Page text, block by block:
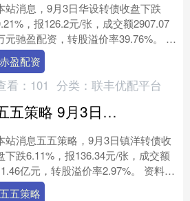
站消息，9月3日华设转债收盘下跌
，报126.2元/张，成交额2907.07
元驰盈配资，转股溢价率39.76%。 资
显示，华设转债信用级别为“AA....
赤盈配资
看： 101 分类： 联丰优配平台
五五策略 9月3日镇洋转债下跌6.11%，转股溢价率2.97%
站消息五五策略，9月3日镇洋转债收
下跌6.11%，报136.34元/张，成交额
亿元，转股溢价率2.97%。 资料显
，镇洋转债信用级别为“AA-”....
五五策略